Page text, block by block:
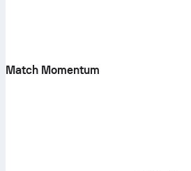
Match Momentum